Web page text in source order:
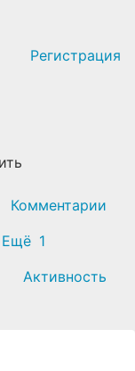
Регистрация
Комментарии
Ещё 1
Активность